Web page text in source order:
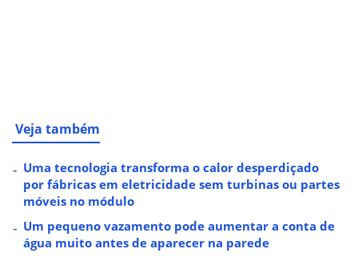
Veja também
Uma tecnologia transforma o calor desperdiçado
por fábricas em eletricidade sem turbinas ou partes
móveis no módulo
Um pequeno vazamento pode aumentar a conta de
água muito antes de aparecer na parede